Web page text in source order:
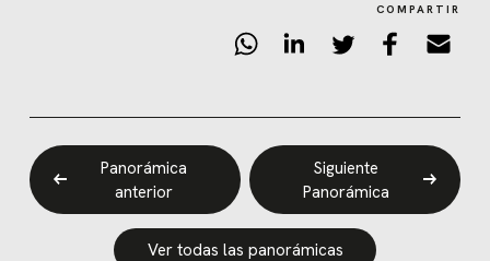
COMPARTIR
Panorámica
anterior
Siguiente
Panorámica
Ver todas las panorámicas